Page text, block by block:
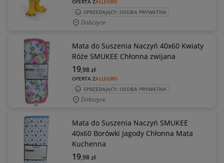
OFERTA ZALLEGRO
SPRZEDAJĄCY: OSOBA PRYWATNA
Dobczyce
Mata do Suszenia Naczyń 40x60 Kwiaty
Róże SMUKEE Chłonna zwijana
OFERTA ZALLEGRO
19,98zł
SPRZEDAJĄCY: OSOBA PRYWATNA
Dobczyce
Mata do Suszenia Naczyń SMUKEE
40x60 Borówki Jagody Chłonna Mata
Kuchenna
19,98zł